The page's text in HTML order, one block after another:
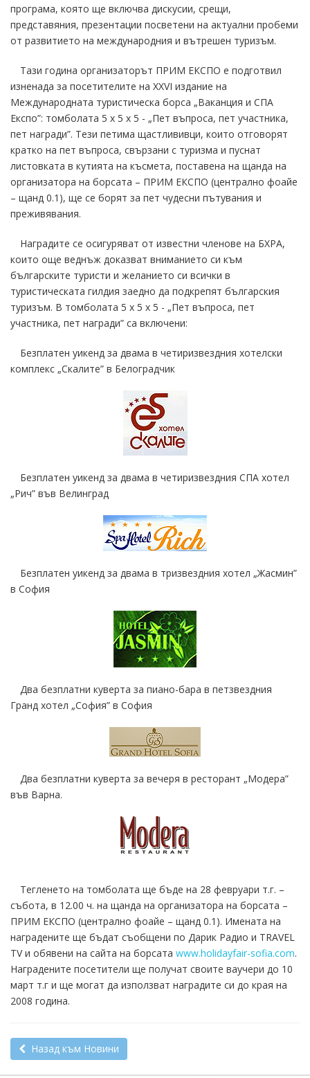
програма, която ще включва дискусии, срещи,
представяния, презентации посветени на актуални пробеми
от развитието на международния и вътрешен туризъм.
Тази година организаторът ПРИМ ЕКСПО е подготвил
изненада за посетителите на XXVI издание на
Международната туристическа борса „Ваканция и СПА
Експо”: томболата 5 х 5 х 5 - „Пет въпроса, пет участника,
пет награди”. Тези петима щастлививци, които отговорят
кратко на пет въпроса, свързани с туризма и пуснат
листовката в кутията на късмета, поставена на щанда на
организатора на борсата – ПРИМ ЕКСПО (централно фоайе
– щанд 0.1), ще се борят за пет чудесни пътувания и
преживявания.
Наградите се осигуряват от известни членове на БХРА,
които още веднъж доказват вниманието си към
българските туристи и желанието си всички в
туристическата гилдия заедно да подкрепят българския
туризъм. В томболата 5 х 5 х 5 - „Пет въпроса, пет
участника, пет награди” са включени:
Безплатен уикенд за двама в четиризвездния хотелски
комплекс „Скалите” в Белоградчик
Безплатен уикенд за двама в четиризвездния СПА хотел
„Рич” във Велинград
Безплатен уикенд за двама в тризвездния хотел „Жасмин”
в София
Два безплатни куверта за пиано-бара в петзвездния
Гранд хотел „София” в София
Два безплатни куверта за вечеря в ресторант „Модера”
във Варна.
Тегленето на томболата ще бъде на 28 февруари т.г. –
събота, в 12.00 ч. на щанда на организатора на борсата –
ПРИМ ЕКСПО (централно фоайе – щанд 0.1). Имената на
наградените ще бъдат съобщени по Дарик Радио и TRAVEL
TV и обявени на сайта на борсата www.holidayfair-sofia.com.
Наградените посетители ще получат своите ваучери до 10
март т.г и ще могат да използват наградите си до края на
2008 година.
Назад към Новини